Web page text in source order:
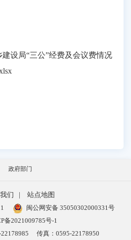
设局“三公”经费及会议费情况
政府部门
们
站点地图
闽公网安备 35050302000331号
备2021009785号-1
传真：0595-22178950